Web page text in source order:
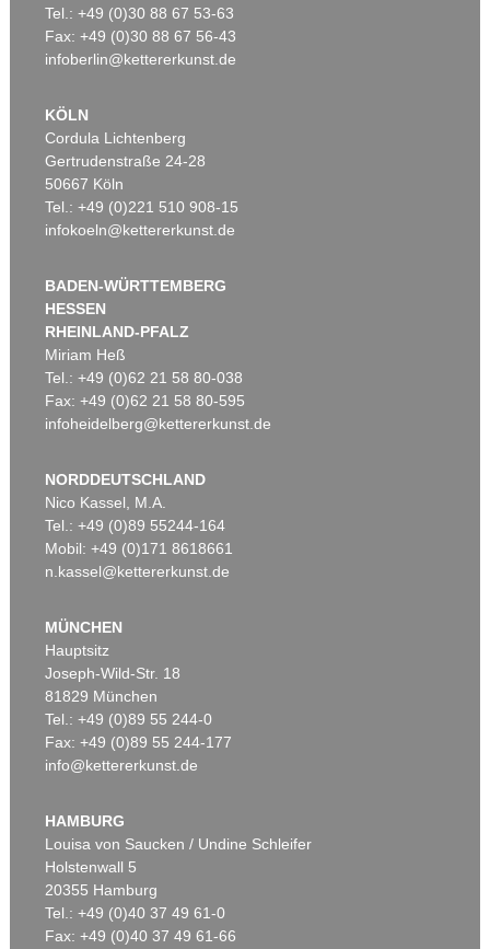
Tel.: +49 (0)30 88 67 53-63
Fax: +49 (0)30 88 67 56-43
infoberlin@kettererkunst.de
KÖLN
Cordula Lichtenberg
Gertrudenstraße 24-28
50667 Köln
Tel.: +49 (0)221 510 908-15
infokoeln@kettererkunst.de
BADEN-WÜRTTEMBERG
HESSEN
RHEINLAND-PFALZ
Miriam Heß
Tel.: +49 (0)62 21 58 80-038
Fax: +49 (0)62 21 58 80-595
infoheidelberg@kettererkunst.de
NORDDEUTSCHLAND
Nico Kassel, M.A.
Tel.: +49 (0)89 55244-164
Mobil: +49 (0)171 8618661
n.kassel@kettererkunst.de
MÜNCHEN
Hauptsitz
Joseph-Wild-Str. 18
81829 München
Tel.: +49 (0)89 55 244-0
Fax: +49 (0)89 55 244-177
info@kettererkunst.de
HAMBURG
Louisa von Saucken / Undine Schleifer
Holstenwall 5
20355 Hamburg
Tel.: +49 (0)40 37 49 61-0
Fax: +49 (0)40 37 49 61-66